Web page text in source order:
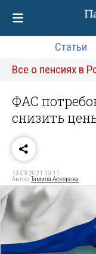
Статьи
Все о пенсиях в
ФАС
снизить
13.09.2021 19:11
Автор:Тамила Аскерова